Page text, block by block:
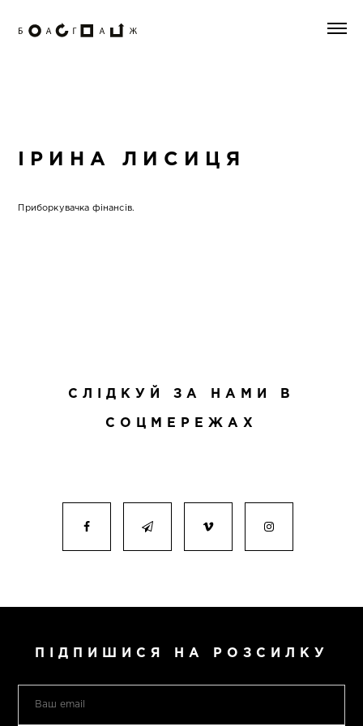
ІРИНА ЛИСИЦЯ
Приборкувачка фінансів.
СЛІДКУЙ ЗА НАМИ В
СОЦМЕРЕЖАХ
ПІДПИШИСЯ НА РОЗСИЛКУ